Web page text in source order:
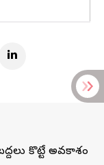
కొట్టే అవకాశం